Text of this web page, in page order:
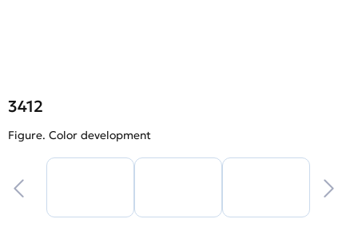
3412
Figure. Color development